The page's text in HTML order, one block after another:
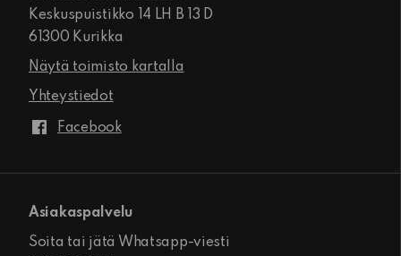
Keskuspuistikko 14 LH B 13 D
61300 Kurikka
Näytä toimisto kartalla
Yhteystiedot
Facebook
Asiakaspalvelu
Soita tai jätä Whatsapp-viesti